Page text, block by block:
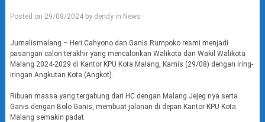
Posted on 29/08/2024by dendyin News
Jurnalismalang – Heri Cahyono dan Ganis Rumpoko resmi menjadi
pasangan calon terakhir yang mencalonkan Walikota dan Wakil Walikota
Malang 2024-2029 di Kantor KPU Kota Malang, Kamis (29/08) dengan iring-
iringan Angkutan Kota (Angkot).
Ribuan massa yang tergabung dari HC dengan Malang Jejeg nya serta
Ganis dengan Bolo Ganis, membuat jalanan di depan Kantor KPU Kota
Malang semakin padat.